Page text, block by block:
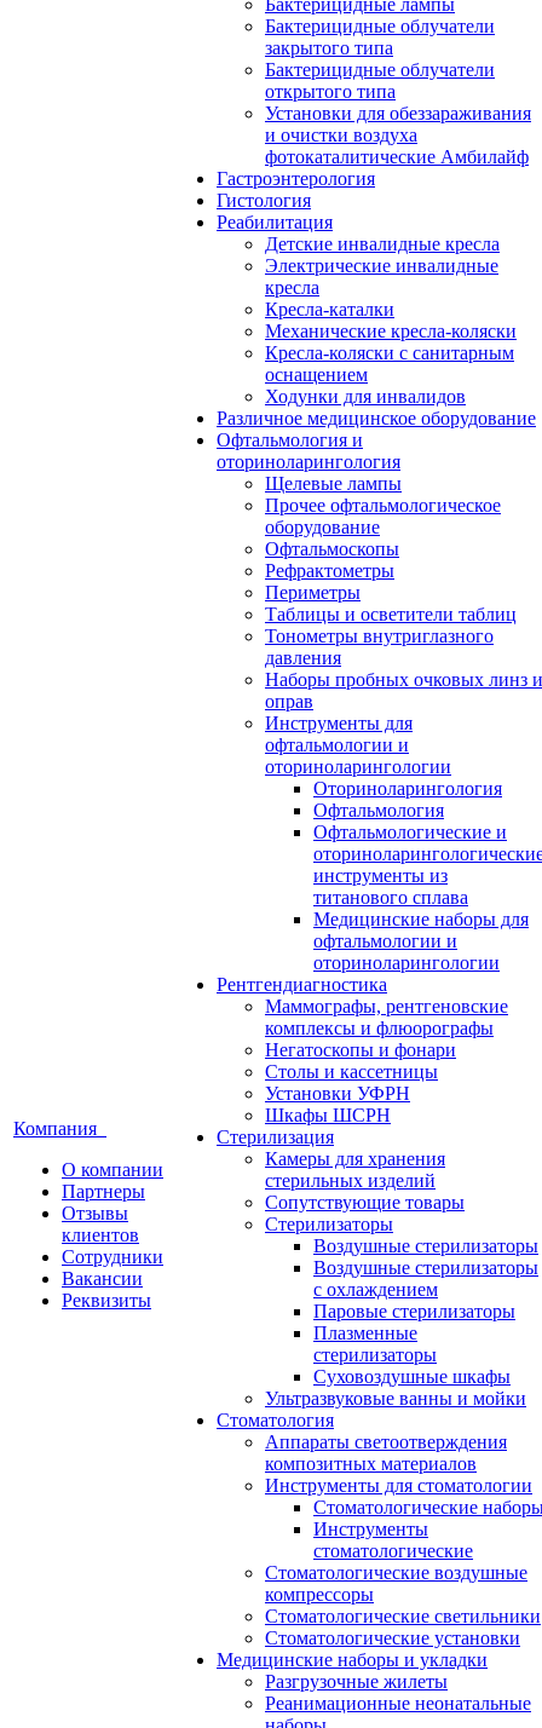
Компания
О компании
Партнеры
Отзывы
клиентов
Сотрудники
Вакансии
Реквизиты
Бактерицидные лампы
Бактерицидные облучатели
закрытого типа
Бактерицидные облучатели
открытого типа
Установки для обеззараживания
и очистки воздуха
фотокаталитические Амбилайф
Гастроэнтерология
Гистология
Реабилитация
Детские инвалидные кресла
Электрические инвалидные
кресла
Кресла-каталки
Механические кресла-коляски
Кресла-коляски с санитарным
оснащением
Ходунки для инвалидов
Различное медицинское оборудование
Офтальмология и
оториноларингология
Щелевые лампы
Прочее офтальмологическое
оборудование
Офтальмоскопы
Рефрактометры
Периметры
Таблицы и осветители таблиц
Тонометры внутриглазного
давления
Наборы пробных очковых линз и
оправ
Инструменты для
офтальмологии и
оториноларингологии
Оториноларингология
Офтальмология
Офтальмологические и
инструменты из
титанового сплава
Медицинские наборы для
офтальмологии и
оториноларингологии
Рентгендиагностика
Маммографы, рентгеновские
комплексы и флюорографы
Негатоскопы и фонари
Столы и кассетницы
Установки УФРН
Шкафы ШСРН
Стерилизация
Камеры для хранения
стерильных изделий
Сопутствующие товары
Стерилизаторы
Воздушные стерилизаторы
Воздушные стерилизаторы
с охлаждением
Паровые стерилизаторы
Плазменные
стерилизаторы
Суховоздушные шкафы
Ультразвуковые ванны и мойки
Стоматология
Аппараты светоотверждения
композитных материалов
Инструменты для стоматологии
Стоматологические
Инструменты
стоматологические
Стоматологические воздушные
компрессоры
Стоматологические светильники
Стоматологические установки
Медицинские наборы и укладки
Разгрузочные жилеты
Реанимационные неонатальные